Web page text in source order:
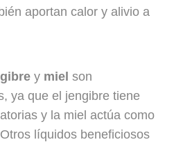
aportan calor y alivio a
y miel son
ya que el jengibre tiene
y la miel actúa como
líquidos beneficiosos